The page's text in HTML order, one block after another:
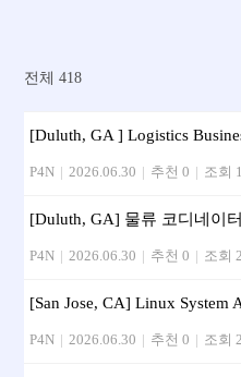
전체 418
[Duluth, GA ] Logistics
P4N | 2026.06.30 | 추천 0 | 조회
[Duluth, GA] 물류 코디네이
P4N | 2026.06.30 | 추천 0 | 조회
[San Jose, CA] Linux System
P4N | 2026.06.30 | 추천 0 | 조회